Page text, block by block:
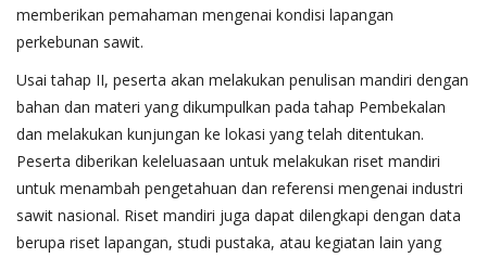
memberikan pemahaman mengenai kondisi lapangan
perkebunan sawit.
Usai tahap II, peserta akan melakukan penulisan mandiri dengan
bahan dan materi yang dikumpulkan pada tahap Pembekalan
dan melakukan kunjungan ke lokasi yang telah ditentukan.
Peserta diberikan keleluasaan untuk melakukan riset mandiri
untuk menambah pengetahuan dan referensi mengenai industri
sawit nasional. Riset mandiri juga dapat dilengkapi dengan data
berupa riset lapangan, studi pustaka, atau kegiatan lain yang